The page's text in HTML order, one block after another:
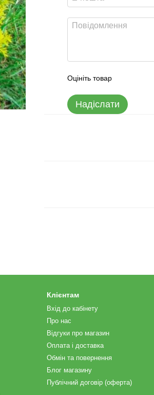
Оцініть товар
Надіслати
Клієнтам
Вхід до кабінету
Про нас
Відгуки про магазин
Оплата і доставка
Обмін та повернення
Блог магазину
Публічний договір (оферта)